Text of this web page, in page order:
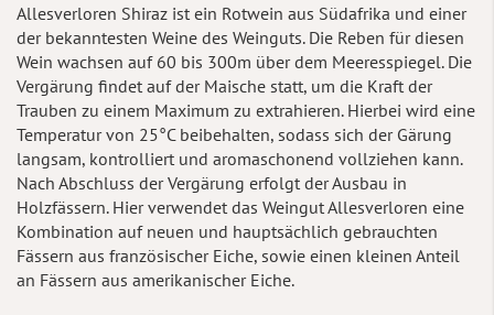
Allesverloren Shiraz ist ein Rotwein aus Südafrika und einer
der bekanntesten Weine des Weinguts. Die Reben für diesen
Wein wachsen auf 60 bis 300m über dem Meeresspiegel. Die
Vergärung findet auf der Maische statt, um die Kraft der
Trauben zu einem Maximum zu extrahieren. Hierbei wird eine
Temperatur von 25°C beibehalten, sodass sich der Gärung
langsam, kontrolliert und aromaschonend vollziehen kann.
Nach Abschluss der Vergärung erfolgt der Ausbau in
Holzfässern. Hier verwendet das Weingut Allesverloren eine
Kombination auf neuen und hauptsächlich gebrauchten
Fässern aus französischer Eiche, sowie einen kleinen Anteil
an Fässern aus amerikanischer Eiche.